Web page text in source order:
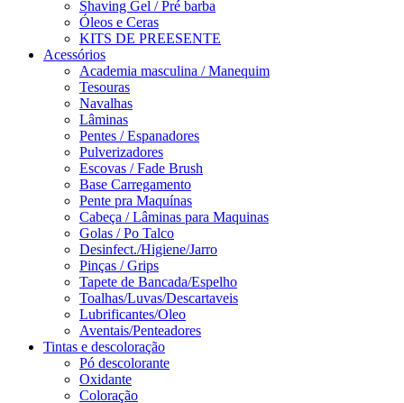
Shaving Gel / Pré barba
Óleos e Ceras
KITS DE PREESENTE
Acessórios
Academia masculina / Manequim
Tesouras
Navalhas
Lâminas
Pentes / Espanadores
Pulverizadores
Escovas / Fade Brush
Base Carregamento
Pente pra Maquínas
Cabeça / Lâminas para Maquinas
Golas / Po Talco
Desinfect./Higiene/Jarro
Pinças / Grips
Tapete de Bancada/Espelho
Toalhas/Luvas/Descartaveis
Lubrificantes/Oleo
Aventais/Penteadores
Tintas e descoloração
Pó descolorante
Oxidante
Coloração